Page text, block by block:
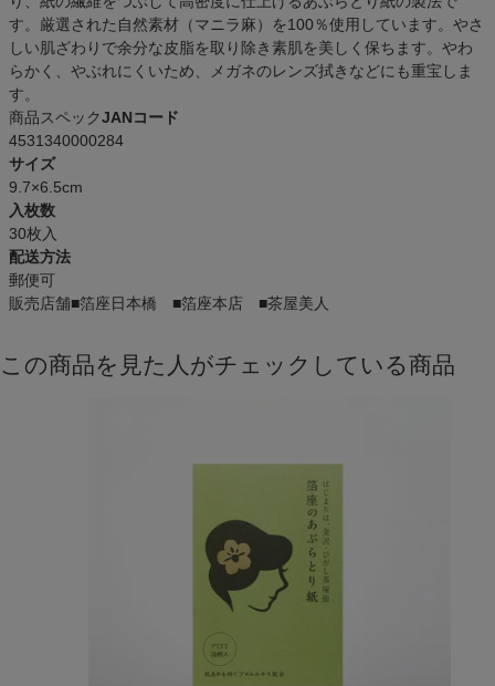
す。厳選された自然素材（マニラ麻）を100％使用しています。やさ
しい肌ざわりで余分な皮脂を取り除き素肌を美しく保ちます。やわ
らかく、やぶれにくいため、メガネのレンズ拭きなどにも重宝しま
す。
商品スペックJANコード
4531340000284
サイズ
9.7×6.5cm
入枚数
30枚入
配送方法
郵便可
販売店舗■箔座日本橋 ■箔座本店 ■茶屋美人
この商品を見た人がチェックしている商品